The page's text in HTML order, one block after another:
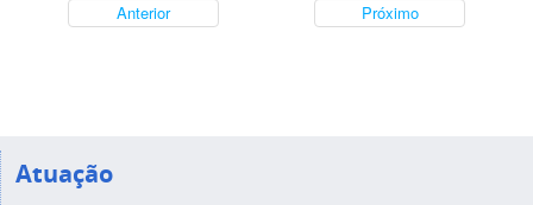
Anterior Próximo
Atuação